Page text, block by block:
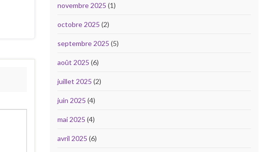
novembre 2025 (1)
octobre 2025 (2)
septembre 2025 (5)
août 2025 (6)
juillet 2025 (2)
juin 2025 (4)
mai 2025 (4)
avril 2025 (6)